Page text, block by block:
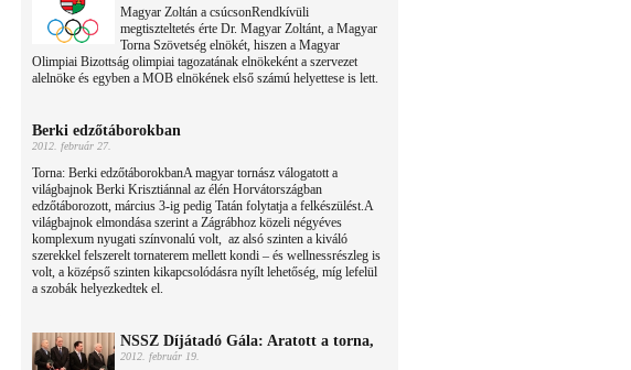
Magyar Zoltán a csúcsonRendkívüli
megtiszteltetés érte Dr. Magyar Zoltánt, a Magyar
Torna Szövetség elnökét, hiszen a Magyar
Olimpiai Bizottság olimpiai tagozatának elnökeként a szervezet
alelnöke és egyben a MOB elnökének első számú helyettese is lett.
Berki edzőtáborokban
2012. február 27.
Torna: Berki edzőtáborokbanA magyar tornász válogatott a
világbajnok Berki Krisztiánnal az élén Horvátországban
edzőtáborozott, március 3-ig pedig Tatán folytatja a felkészülést.A
világbajnok elmondása szerint a Zágrábhoz közeli négyéves
komplexum nyugati színvonalú volt, az alsó szinten a kiváló
szerekkel felszerelt tornaterem mellett kondi – és wellnessrészleg is
volt, a középső szinten kikapcsolódásra nyílt lehetőség, míg lefelül
a szobák helyezkedtek el.
NSSZ Díjátadó Gála: Aratott a torna,
2012. február 19.